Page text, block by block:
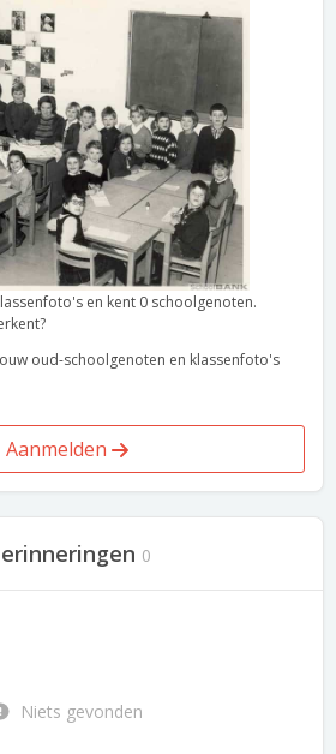
en kent 0 schoolgenoten.
oud-schoolgenoten en klassenfoto's
Aanmelden
0
Niets gevonden